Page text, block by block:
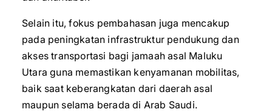
Selain itu, fokus pembahasan juga mencakup
pada peningkatan infrastruktur pendukung dan
akses transportasi bagi jamaah asal Maluku
Utara guna memastikan kenyamanan mobilitas,
baik saat keberangkatan dari daerah asal
maupun selama berada di Arab Saudi.